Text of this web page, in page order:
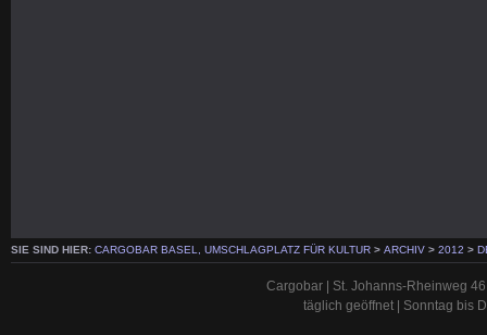
SIE SIND HIER: CARGOBAR BASEL, UMSCHLAGPLATZ FÜR KULTUR > ARCHIV > 2012 >
Cargobar | St. Johanns-Rheinweg
täglich geöffnet | Sonntag bis